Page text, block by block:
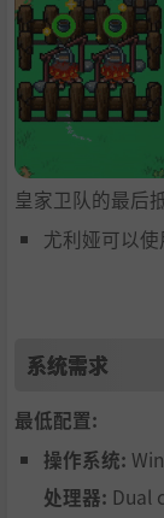
皇家卫队的最后
尤利娅可以
带元素攻击
建立防御！
选择部署陷阱
群的维度怪兽
系统需求
最低配置:
操作系统:
处理器: Dual